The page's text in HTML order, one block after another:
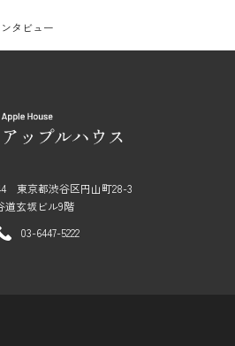
タビュー
東京都渋谷区円山町28-3
道玄坂ビル9階
03-6447-5222